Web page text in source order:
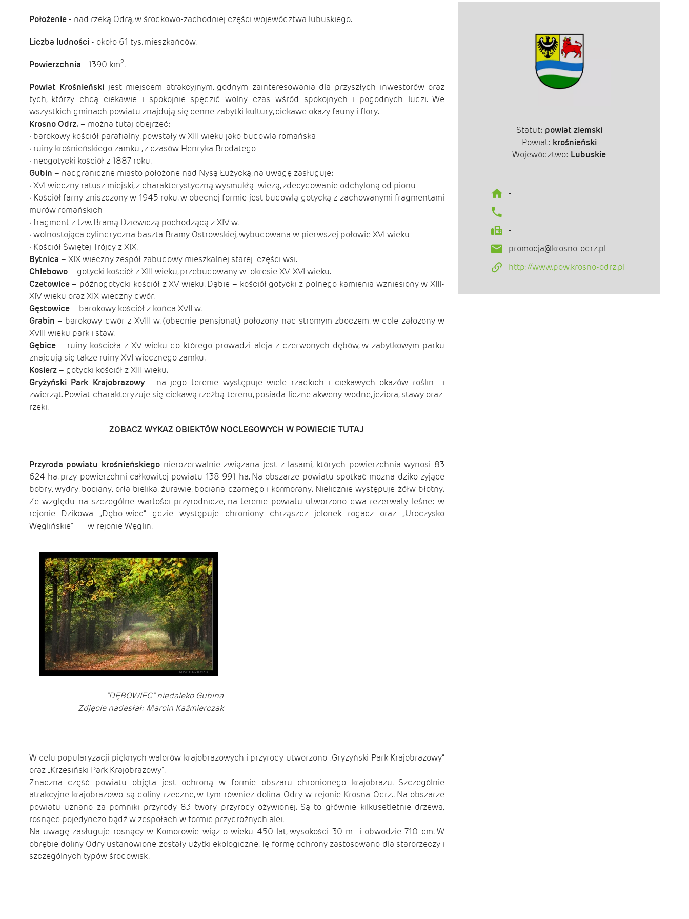
Położenie- nad rzeką Odrą, w środkowo-zachodniej części województwa lubuskiego.
Liczba ludności- około 61 tys. mieszkańców.
Powierzchnia - 1390 km2.
Powiat Krośnieński jest miejscem atrakcyjnym, godnym zainteresowania dla przyszłych inwestorów oraz
tych, którzy chcą ciekawie i spokojnie spędzić wolny czas wśród spokojnych i pogodnych ludzi. We
wszystkich gminach powiatu znajdują się cenne zabytki kultury, ciekawe okazy fauny i flory.
Krosno Odrz. – można tutaj obejrzeć:
· barokowy kościół parafialny, powstały w XIII wieku jako budowla romańska
· ruiny krośnieńskiego zamku , z czasów Henryka Brodatego
· neogotycki kościół z 1887 roku.
Gubin – nadgraniczne miasto położone nad Nysą Łużycką, na uwagę zasługuje:
· XVI wieczny ratusz miejski, z charakterystyczną wysmukłą wieżą, zdecydowanie odchyloną od pionu
· Kościół farny zniszczony w 1945 roku, w obecnej formie jest budowlą gotycką z zachowanymi fragmentami
murów romańskich
· fragment z tzw. Bramą Dziewiczą pochodzącą z XIV w.
· wolnostojąca cylindryczna baszta Bramy Ostrowskiej, wybudowana w pierwszej połowie XVI wieku
· Kościół Świętej Trójcy z XIX.
Bytnica – XIX wieczny zespół zabudowy mieszkalnej starej części wsi.
Chlebowo– gotycki kościół z XIII wieku, przebudowany w okresie XV-XVI wieku.
Czetowice– późnogotycki kościół z XV wieku. Dąbie – kościół gotycki z polnego kamienia wzniesiony w XIII-
XIV wieku oraz XIX wieczny dwór.
Gęstowice– barokowy kościół z końca XVII w.
Grabin – barokowy dwór z XVIII w. (obecnie pensjonat) położony nad stromym zboczem, w dole założony w
XVIII wieku park i staw.
Gębice– ruiny kościoła z XV wieku do którego prowadzi aleja z czerwonych dębów, w zabytkowym parku
znajdują się także ruiny XVI wiecznego zamku.
Kosierz– gotycki kościół z XIII wieku.
Gryżyński Park Krajobrazowy- na jego terenie występuje wiele rzadkich i ciekawych okazów roślin i
zwierząt. Powiat charakteryzuje się ciekawą rzeźbą terenu, posiada liczne akweny wodne, jeziora, stawy oraz
rzeki.
ZOBACZ WYKAZ OBIEKTÓW NOCLEGOWYCH W POWIECIETUTAJ
Przyroda powiatu krośnieńskiegonierozerwalnie związana jest z lasami, których powierzchnia wynosi 83
624 ha, przy powierzchni całkowitej powiatu 138 991 ha. Na obszarze powiatu spotkać można dziko żyjące
bobry, wydry, bociany, orła bielika, żurawie, bociana czarnego i kormorany. Nielicznie występuje żółw błotny.
Ze względu na szczególne wartości przyrodnicze, na terenie powiatu utworzono dwa rezerwaty leśne: w
rejonie Dzikowa „Dębo-wiec” gdzie występuje chroniony chrząszcz jelonek rogacz oraz „Uroczysko
Węglińskie” w rejonie Węglin.
"DĘBOWIEC" niedaleko Gubina
Zdjęcie nadesłał: Marcin Kaźmierczak
W celu popularyzacji pięknych walorów krajobrazowych i przyrody utworzono „Gryżyński Park Krajobrazowy”
oraz „Krzesiński Park Krajobrazowy”.
Znaczna część powiatu objęta jest ochroną w formie obszaru chronionego krajobrazu. Szczególnie
atrakcyjne krajobrazowo są doliny rzeczne, w tym również dolina Odry w rejonie Krosna Odrz.. Na obszarze
powiatu uznano za pomniki przyrody 83 twory przyrody ożywionej. Są to głównie kilkusetletnie drzewa,
rosnące pojedynczo bądź w zespołach w formie przydrożnych alei.
Na uwagę zasługuje rosnący w Komorowie wiąz o wieku 450 lat, wysokości 30 m i obwodzie 710 cm. W
obrębie doliny Odry ustanowione zostały użytki ekologiczne. Tę formę ochrony zastosowano dla starorzeczy i
szczególnych typów środowisk.
Statut: powiat ziemski
Powiat: krośnieński
Województwo: Lubuskie
-
-
-
promocja@krosno-odrz.pl
http://www.pow.krosno-odrz.pl